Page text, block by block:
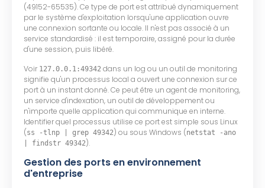
(49152-65535). Ce type de port est attribué dynamiquement
par le système d'exploitation lorsqu'une application ouvre
une connexion sortante ou locale. Il n'est pas associé à un
service standardisé : il est temporaire, assigné pour la durée
d'une session, puis libéré.
Voir 127.0.0.1:49342 dans un log ou un outil de monitoring
signifie qu'un processus local a ouvert une connexion sur ce
port à un instant donné. Ce peut être un agent de monitoring,
un service d'indexation, un outil de développement ou
n'importe quelle application qui communique en interne.
Identifier quel processus utilise ce port est simple sous Linux
(ss -tlnp | grep 49342) ou sous Windows (netstat -ano
| findstr 49342).
Gestion des ports en environnement
d'entreprise